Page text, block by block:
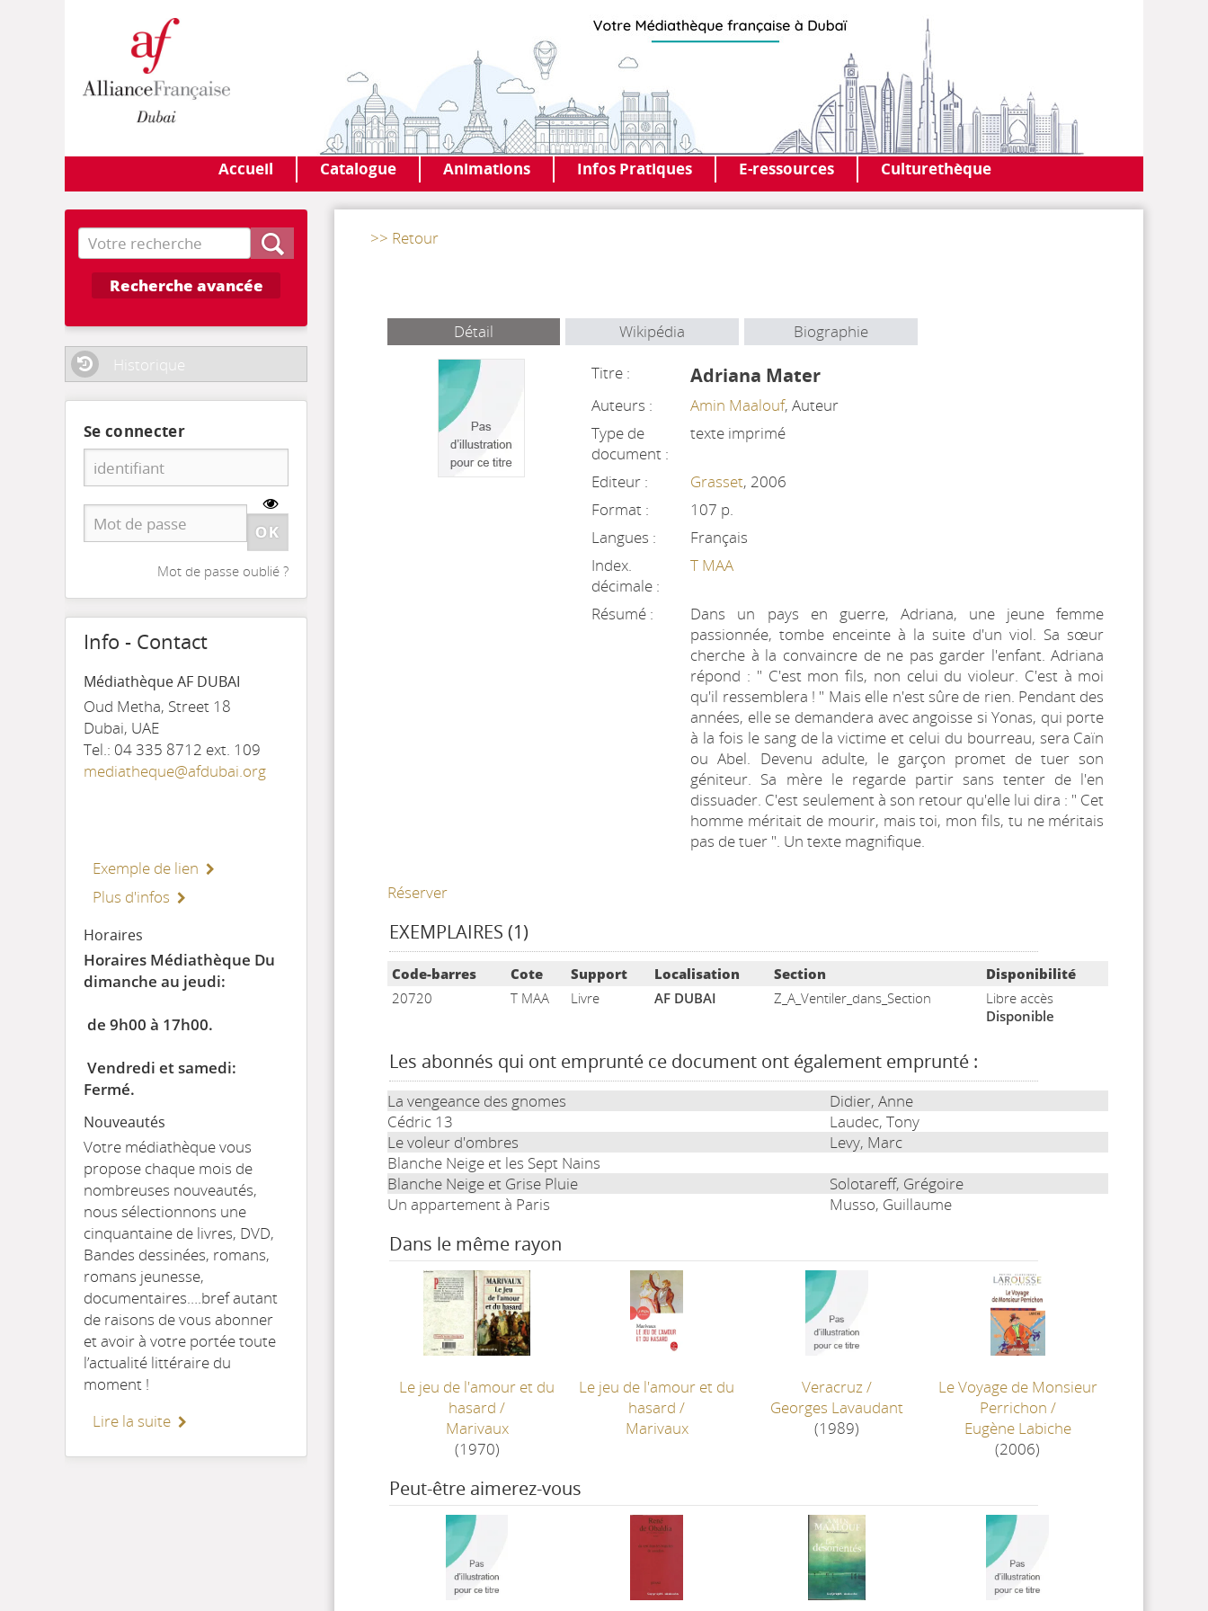
AF DUBAI
MEDIATHÈQUE
Accueil Catalogue Animations Infos Pratiques E-ressources Culturethèque
>> Retour
Détail Wikipédia
Biographie
Titre :
Adriana Mater
Auteurs : Amin Maalouf, Auteur
Type de
document :
texte imprimé
Editeur : Grasset, 2006
Format :
107 p.
Langues :
Français
Index.
décimale :
T MAA
Résumé :
Dans un pays en guerre, Adriana, une jeune femme
passionnée, tombe enceinte à la suite d'un viol. Sa sœur
cherche à la convaincre de ne pas garder l'enfant. Adriana
répond : " C'est mon fils, non celui du violeur. C'est à moi
qu'il ressemblera ! " Mais elle n'est sûre de rien. Pendant des
années, elle se demandera avec angoisse si Yonas, qui porte
à la fois le sang de la victime et celui du bourreau, sera Caïn
ou Abel. Devenu adulte, le garçon promet de tuer son
géniteur. Sa mère le regarde partir sans tenter de l'en
dissuader. C'est seulement à son retour qu'elle lui dira : " Cet
homme méritait de mourir, mais toi, mon fils, tu ne méritais
pas de tuer ". Un texte magnifique.
Réserver
EXEMPLAIRES (1)
Liste des exemplaires
Code-barres Cote Support Localisation Section
Disponibilité
20720
T MAA Livre AF DUBAI Z_A_Ventiler_dans_Section
Libre accès
Disponible
Les abonnés qui ont emprunté ce document ont également emprunté :
La vengeance des gnomes
Didier, Anne
Cédric 13
Laudec, Tony
Le voleur d'ombres
Levy, Marc
Blanche Neige et les Sept Nains
Blanche Neige et Grise Pluie
Solotareff, Grégoire
Un appartement à Paris
Musso, Guillaume
Dans le même rayon
Le jeu de l'amour et du
hasard /
Marivaux
(1970)
Le jeu de l'amour et du
hasard /
Marivaux
Veracruz/
Georges Lavaudant
(1989)
Le Voyage de Monsieur
Perrichon /
Eugène Labiche
(2006)
Peut-être aimerez-vous
Recherche
Recherche avancée
Historique
Se connecter
Mot de passe oublié ?
Info - Contact
Médiathèque AF DUBAI
Oud Metha, Street 18
Dubai, UAE
Tel.: 04 335 8712 ext. 109
mediatheque@afdubai.org
Exemple de lien
Plus d'infos
Horaires
Horaires Médiathèque Du
dimanche au jeudi:
de 9h00 à 17h00.
Vendredi et samedi:
Fermé.
Nouveautés
Votre médiathèque vous
propose chaque mois de
nombreuses nouveautés,
nous sélectionnons une
cinquantaine de livres, DVD,
Bandes dessinées, romans,
romans jeunesse,
documentaires….bref autant
de raisons de vous abonner
et avoir à votre portée toute
l’actualité littéraire du
moment !
Lire la suite